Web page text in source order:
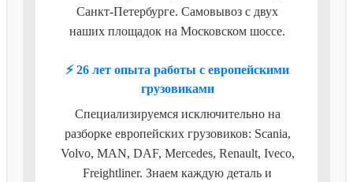
Санкт-Петербурге. Самовывоз с двух
наших площадок на Московском шоссе.
⚡ 26 лет опыта работы с европейскими
грузовиками
Специализируемся исключительно на
разборке европейских грузовиков: Scania,
Volvo, MAN, DAF, Mercedes, Renault, Iveco,
Freightliner. Знаем каждую деталь и